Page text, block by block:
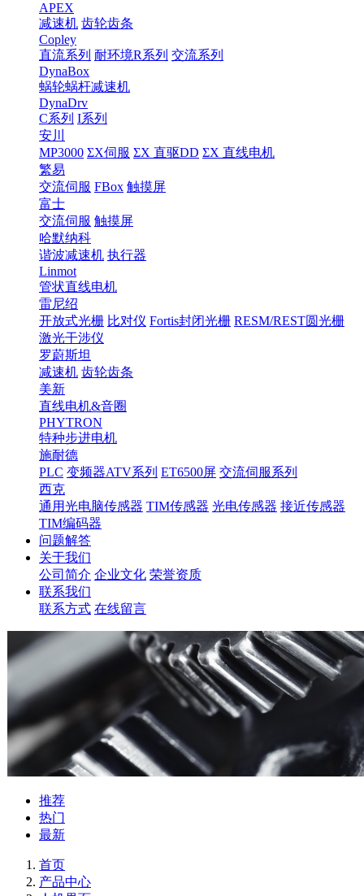
APEX
减速机 齿轮齿条
Copley
直流系列 耐环境R系列 交流系列
DynaBox
蜗轮蜗杆减速机
DynaDrv
C系列 I系列
安川
MP3000 ΣX伺服 ΣX 直驱DD ΣX 直线电机
繁易
交流伺服 FBox 触摸屏
富士
交流伺服 触摸屏
哈默纳科
谐波减速机 执行器
Linmot
管状直线电机
雷尼绍
开放式光栅 比对仪 Fortis封闭光栅 RESM/REST圆光栅
激光干涉仪
罗蔚斯坦
减速机 齿轮齿条
美新
直线电机&音圈
PHYTRON
特种步进电机
施耐德
PLC 变频器ATV系列 ET6500屏 交流伺服系列
西克
通用光电脑传感器 TIM传感器 光电传感器 接近传感器
TIM编码器
问题解答
关于我们
公司简介 企业文化 荣誉资质
联系我们
联系方式 在线留言
推荐
热门
最新
首页
产品中心